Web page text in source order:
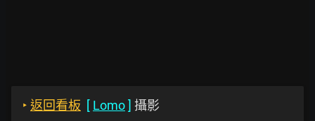
‣ 返回看板 [ Lomo] 攝影